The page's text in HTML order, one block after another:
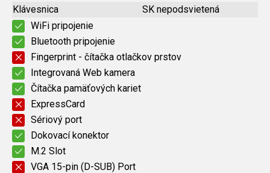
Klávesnica
SK nepodsvietená
WiFi pripojenie
Bluetooth pripojenie
Fingerprint - čítačka otlačkov prstov
Integrovaná Web kamera
Čítačka pamäťových kariet
ExpressCard
Sériový port
Dokovací konektor
M.2 Slot
VGA 15-pin (D-SUB) Port